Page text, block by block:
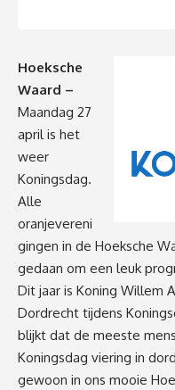
Hoeksche
Waard –
Maandag 27
april is het
weer
Koningsdag.
Alle
oranjevereni
gingen in de Hoeksche
gedaan om een leuk
Dit jaar is Koning Willem
Dordrecht tijdens
blijkt dat de meeste
Koningsdag viering in
gewoon in ons mooie